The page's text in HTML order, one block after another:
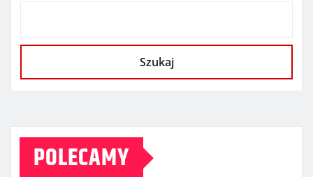
Szukaj
POLECAMY